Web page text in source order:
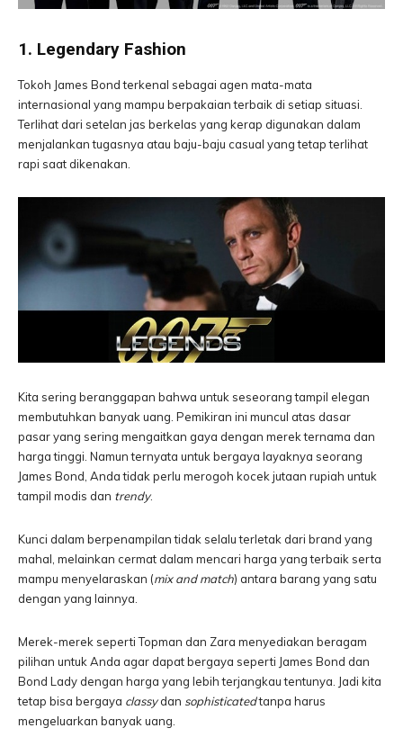
1. Legendary Fashion
Tokoh James Bond terkenal sebagai agen mata-mata
internasional yang mampu berpakaian terbaik di setiap situasi.
Terlihat dari setelan jas berkelas yang kerap digunakan dalam
menjalankan tugasnya atau baju-baju casual yang tetap terlihat
rapi saat dikenakan.
Kita sering beranggapan bahwa untuk seseorang tampil elegan
membutuhkan banyak uang. Pemikiran ini muncul atas dasar
pasar yang sering mengaitkan gaya dengan merek ternama dan
harga tinggi. Namun ternyata untuk bergaya layaknya seorang
James Bond, Anda tidak perlu merogoh kocek jutaan rupiah untuk
tampil modis dan trendy.
Kunci dalam berpenampilan tidak selalu terletak dari brand yang
mahal, melainkan cermat dalam mencari harga yang terbaik serta
mampu menyelaraskan (mix and match) antara barang yang satu
dengan yang lainnya.
Merek-merek seperti Topman dan Zara menyediakan beragam
pilihan untuk Anda agar dapat bergaya seperti James Bond dan
Bond Lady dengan harga yang lebih terjangkau tentunya. Jadi kita
tetap bisa bergaya classydan sophisticatedtanpa harus
mengeluarkan banyak uang.